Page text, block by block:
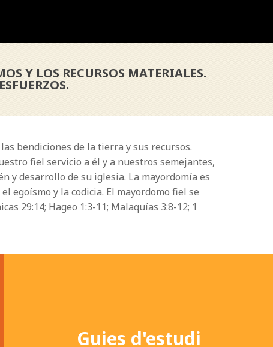
Y LOS RECURSOS MATERIALES.
bendiciones de la tierra y sus recursos.
fiel servicio a él y a nuestros semejantes,
y desarrollo de su iglesia. La mayordomía es
egoísmo y la codicia. El mayordomo fiel se
29:14; Hageo 1:3-11; Malaquías 3:8-12; 1
Guies d'estudi